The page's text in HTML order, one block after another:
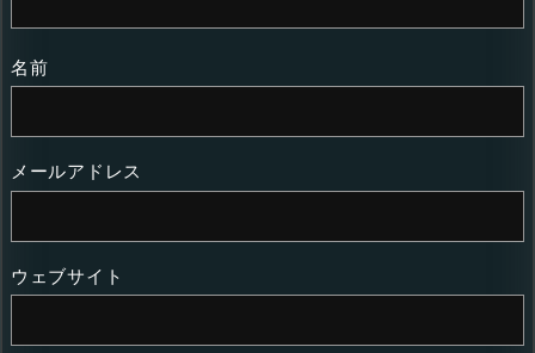
名前
メールアドレス
ウェブサイト